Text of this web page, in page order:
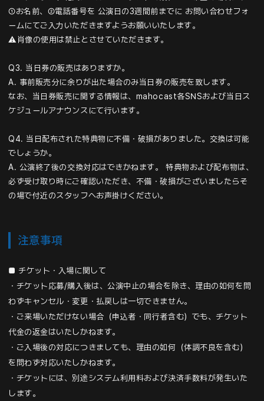
①お名前、②電話番号を 公演日の3週間前までに お問い合わせフォ
ームにてご入力いただきますようお願いいたします。
⚠️肖像の使用は禁止とさせていただきます。
Q3. 当日券の販売はありますか。
A. 事前販売分に余りが出た場合のみ当日券の販売を致します。
なお、当日券販売に関する情報は、mahocast各SNSおよび当日ス
ケジュールアナウンスにて行います。
Q4. 当日配布された特典物に不備・破損がありました。交換は可能
でしょうか。
A. 公演終了後の交換対応はできかねます。 特典物および配布物は、
必ず受け取り時にご確認いただき、不備・破損がございましたらそ
の場で付近のスタッフへお声掛けください。
注意事項
■ チケット・入場に関して
・チケット応募/購入後は、公演中止の場合を除き、 理由の如何を問
わずキャンセル・変更・払戻しは一切できません。
・ご来場いただけない場合（申込者・同行者含む）でも、チケット
代金の返金はいたしかねます。
・ご入場後の対応につきましても、理由の如何（体調不良を含む）
を問わず対応いたしかねます。
・チケットには、別途システム利用料および決済手数料が発生いた
します。